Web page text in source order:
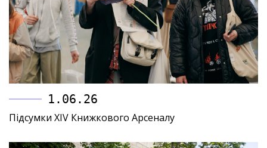
1.06.26
Підсумки XIV Книжкового Арсеналу